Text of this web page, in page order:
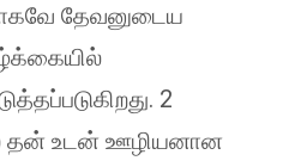
தேவனுடைய
2
தன் உடன் ஊழியனான